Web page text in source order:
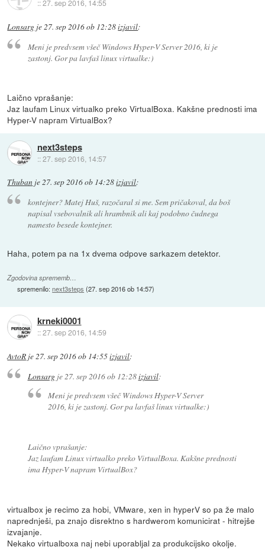
::27. sep 2016, 14:55
Lonsarg je27. sep 2016 ob 12:28izjavil:
Meni je predvsem všeč Windows Hyper-V Server 2016, ki je
zastonj. Gor pa lavfaš linux virtualke:)
Laično vprašanje:
Jaz laufam Linux virtualko preko VirtualBoxa. Kakšne prednosti ima
Hyper-V napram VirtualBox?
next3steps
::27. sep 2016, 14:57
Thuban je27. sep 2016 ob 14:28izjavil:
kontejner? Matej Huš, razočaral si me. Sem pričakoval, da boš
napisal vsebovalnik ali hrambnik ali kaj podobno čudnega
namesto besede kontejner.
Haha, potem pa na 1x dvema odpove sarkazem detektor.
Zgodovina sprememb…
spremenilo:next3steps (27. sep 2016 ob 14:57)
krneki0001
::27. sep 2016, 14:59
AvtoR je27. sep 2016 ob 14:55izjavil:
Lonsargje 27. sep 2016 ob 12:28izjavil:
Meni je predvsem všeč Windows Hyper-V Server
2016, ki je zastonj. Gor pa lavfaš linux virtualke:)
Laično vprašanje:
Jaz laufam Linux virtualko preko VirtualBoxa. Kakšne prednosti
ima Hyper-V napram VirtualBox?
virtualbox je recimo za hobi, VMware, xen in hyperV so pa že malo
naprednješi, pa znajo disrektno s hardwerom komunicirat - hitrejše
izvajanje.
Nekako virtualboxa naj nebi uporabljal za produkcijsko okolje.